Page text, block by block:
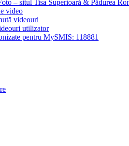
– situl Tisa Superioară & Pădurea
video
videouri
utilizator
pentru MySMIS: 118881